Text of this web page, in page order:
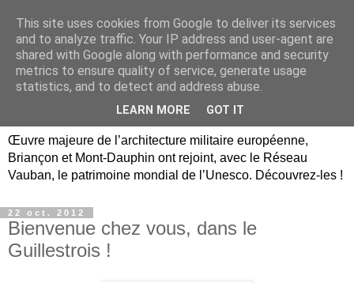
Briançon, Mont-Dauphin,
Vauban Unesco Hautes-
Œuvre majeure de l’architecture militaire européenne,
Briançon et Mont-Dauphin ont rejoint, avec le Réseau
Vauban, le patrimoine mondial de l’Unesco. Découvrez-les !
22 oct. 2012
Bienvenue chez vous, dans le
Guillestrois !
This site uses cookies from Google to deliver its services
and to analyze traffic. Your IP address and user-agent are
shared with Google along with performance and security
metrics to ensure quality of service, generate usage
statistics, and to detect and address abuse.
LEARN MORE GOT IT